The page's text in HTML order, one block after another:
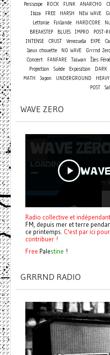
Periscope
ROCK FUNK ANARCHO
Ibiza
FREE HARSH NEW WAVE
Lettonie
Finlande HARDCORE
BREAKSTEP
BLUES IMPRO POST-
INTENSE
CRUST Venezuela EXPE
lieux chouette
NO WAVE Grrrnd
Concert FANFARE Taiwan Îles Féroé
Projection
Suède Exposition DARK
MATH
Japon UNDERGROUND
POST
WAVE ZERO
Radio collective et
FM, depuis mer et terre
ce printemps. C'est par ici
contribuer !
Free Palestine !
GRRRND RADIO